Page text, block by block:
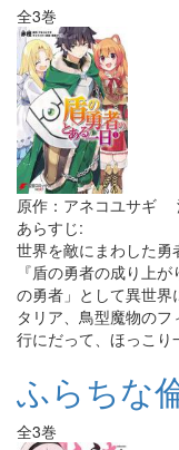
全3巻
原作：アネコユサギ
あらすじ:
世界を敵にまわした
『盾の勇者の成り上
の勇者」として異世
タリア、鳥型魔物の
行にだって、ほっこ
ふらちな
全3巻